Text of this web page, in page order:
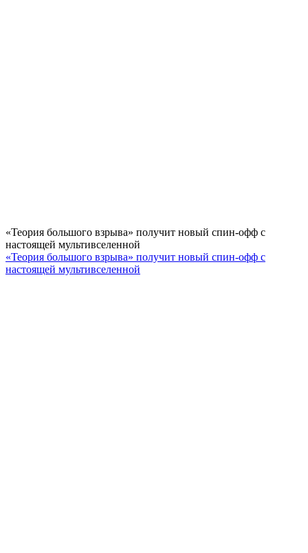
«Теория большого взрыва» получит новый спин-офф с
настоящей мультивселенной
«Теория большого взрыва» получит новый спин-офф с
настоящей мультивселенной